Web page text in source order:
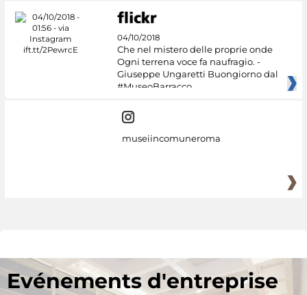
04/10/2018
Che nel mistero delle proprie onde
Ogni terrena voce fa naufragio. -
Giuseppe Ungaretti Buongiorno dal
#MuseoBarracco
museiincomuneroma
Evénements d'entreprise